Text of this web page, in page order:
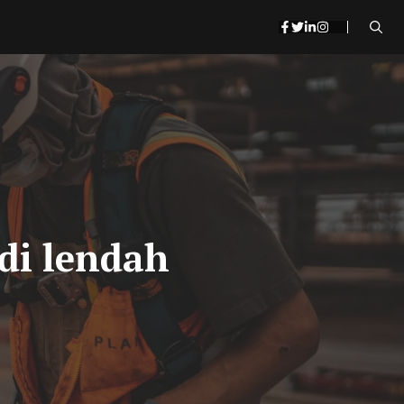
lendah